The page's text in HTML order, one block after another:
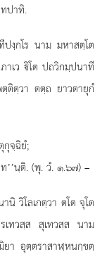
ปาทิ.
งฺกโร นาม มหาสตฺโต
าเว ิโต ปถวิกมฺปนาที
ติตฺวา ตตฺถ ยาวตายุกํ
กุจฺฉิยํ;
นฺติ. (พุ. วํ. ๑.๖๗) –
วิโลเกตฺวา ตโต จุโต
เทวสฺส สุเทวสฺส นาม
า อุตฺตราสาฬฺหนกฺขตฺ